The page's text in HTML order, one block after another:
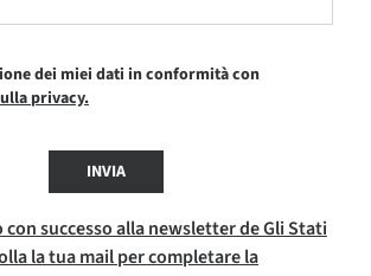
dei miei dati in conformità con
privacy.
INVIA
successo alla newsletter de Gli Stati
la tua mail per completare la